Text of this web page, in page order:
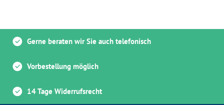
Gerne beraten wir Sie auch telefonisch
Vorbestellung möglich
14 Tage Widerrufsrecht